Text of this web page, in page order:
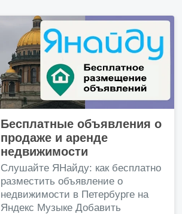
Бесплатные объявления о
продаже и аренде
недвижимости
Слушайте ЯНайду: как бесплатно
разместить объявление о
недвижимости в Петербурге на
Яндекс Музыке Добавить